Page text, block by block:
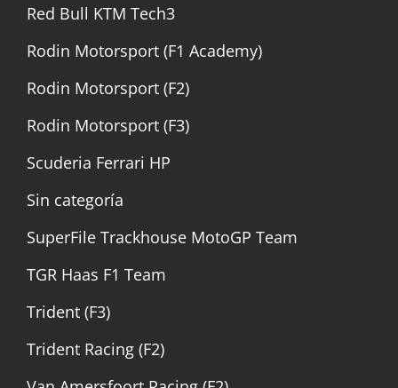
Red Bull KTM Tech3
Rodin Motorsport (F1 Academy)
Rodin Motorsport (F2)
Rodin Motorsport (F3)
Scuderia Ferrari HP
Sin categoría
SuperFile Trackhouse MotoGP Team
TGR Haas F1 Team
Trident (F3)
Trident Racing (F2)